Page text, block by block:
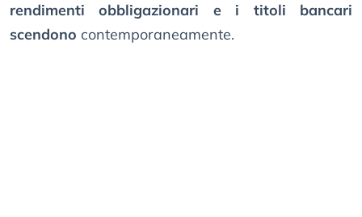
rendimenti obbligazionari e i titoli bancari
scendono contemporaneamente.